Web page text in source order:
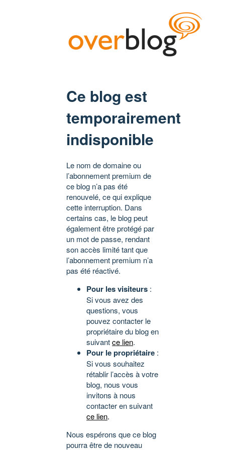
Ce blog est
temporairement
indisponible
Le nom de domaine ou
l’abonnement premium de
ce blog n’a pas été
renouvelé, ce qui explique
cette interruption. Dans
certains cas, le blog peut
également être protégé par
un mot de passe, rendant
son accès limité tant que
l’abonnement premium n’a
pas été réactivé.
Pour les visiteurs :
Si vous avez des
questions, vous
pouvez contacter le
propriétaire du blog en
suivantce lien.
Pour le propriétaire :
Si vous souhaitez
rétablir l’accès à votre
blog, nous vous
invitons à nous
contacter en suivant
ce lien.
Nous espérons que ce blog
pourra être de nouveau